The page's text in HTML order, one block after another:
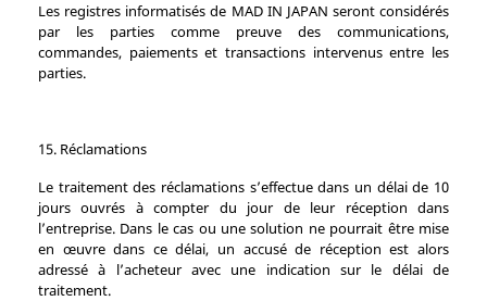
Les registres informatisés de MAD IN JAPAN seront considérés
par les parties comme preuve des communications,
commandes, paiements et transactions intervenus entre les
parties.
15. Réclamations
Le traitement des réclamations s’effectue dans un délai de 10
jours ouvrés à compter du jour de leur réception dans
l’entreprise. Dans le cas ou une solution ne pourrait être mise
en œuvre dans ce délai, un accusé de réception est alors
adressé à l’acheteur avec une indication sur le délai de
traitement.